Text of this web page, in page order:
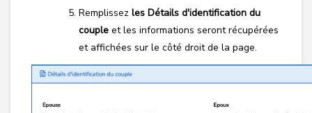
Remplissez les Détails d'identification du
couple et les informations seront récupérées
et affichées sur le côté droit de la page.